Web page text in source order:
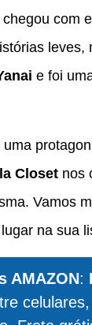
chegou com
e foi
Closetnos
Vamos
na sua
AMAZON: